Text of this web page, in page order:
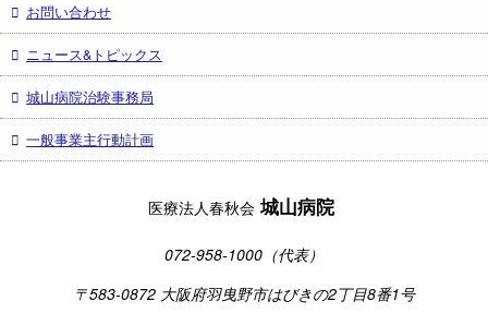
お問い合わせ
ニュース&トピックス
城山病院治験事務局
一般事業主行動計画
医療法人春秋会 城山病院
072-958-1000（代表）
〒583-0872 大阪府羽曳野市はびきの2丁目8番1号